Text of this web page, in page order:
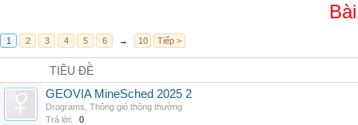
1 2 3 4 5 6 → 10 Tiếp >
TIÊU ĐỀ
GEOVIA MineSched 2025 2
Drograms Thông gió thông thường
Trả lời:
0